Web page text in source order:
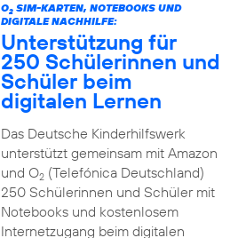
O2SIM-KARTEN, NOTEBOOKS UND
DIGITALE NACHHILFE:
Unterstützung für
250 Schülerinnen und
Schüler beim
digitalen Lernen
Das Deutsche Kinderhilfswerk
unterstützt gemeinsam mit Amazon
und O2(Telefónica Deutschland)
250 Schülerinnen und Schüler mit
Notebooks und kostenlosem
Internetzugang beim digitalen